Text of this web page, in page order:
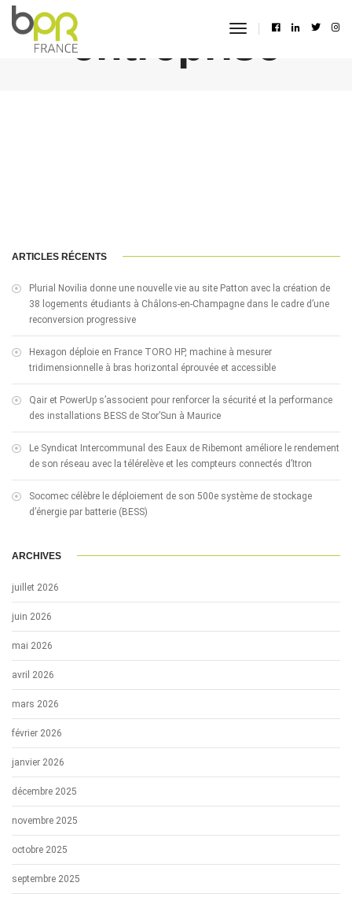
toggle
entreprise
ARTICLES RÉCENTS
Plurial Novilia donne une nouvelle vie au site Patton avec la création de
38 logements étudiants à Châlons-en-Champagne dans le cadre d’une
reconversion progressive
Hexagon déploie en France TORO HP, machine à mesurer
tridimensionnelle à bras horizontal éprouvée et accessible
Qair et PowerUp s’associent pour renforcer la sécurité et la performance
des installations BESS de Stor’Sun à Maurice
Le Syndicat Intercommunal des Eaux de Ribemont améliore le rendement
de son réseau avec la télérelève et les compteurs connectés d’Itron
Socomec célèbre le déploiement de son 500e système de stockage
d’énergie par batterie (BESS)
ARCHIVES
juillet 2026
juin 2026
mai 2026
avril 2026
mars 2026
février 2026
janvier 2026
décembre 2025
novembre 2025
octobre 2025
septembre 2025